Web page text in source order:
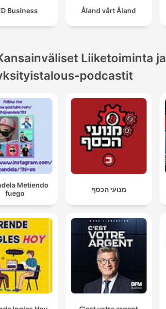
Business Åland vårt Åland
Liiketoiminta ja
podcastit
Metiendo
fuego
מנועי הכסף